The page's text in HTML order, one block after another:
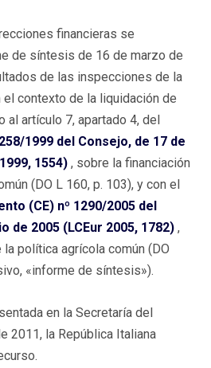
financieras se
de síntesis de 16 de marzo de
de las inspecciones de la
contexto de la liquidación de
al artículo 7, apartado 4, del
1999 del Consejo, de 17 de
1554) , sobre la financiación
(DO L 160, p. 103), y con el
(CE) nº 1290/2005 del
de 2005 (LCEur 2005, 1782) ,
política agrícola común (DO
«informe de síntesis»).
en la Secretaría del
2011, la República Italiana